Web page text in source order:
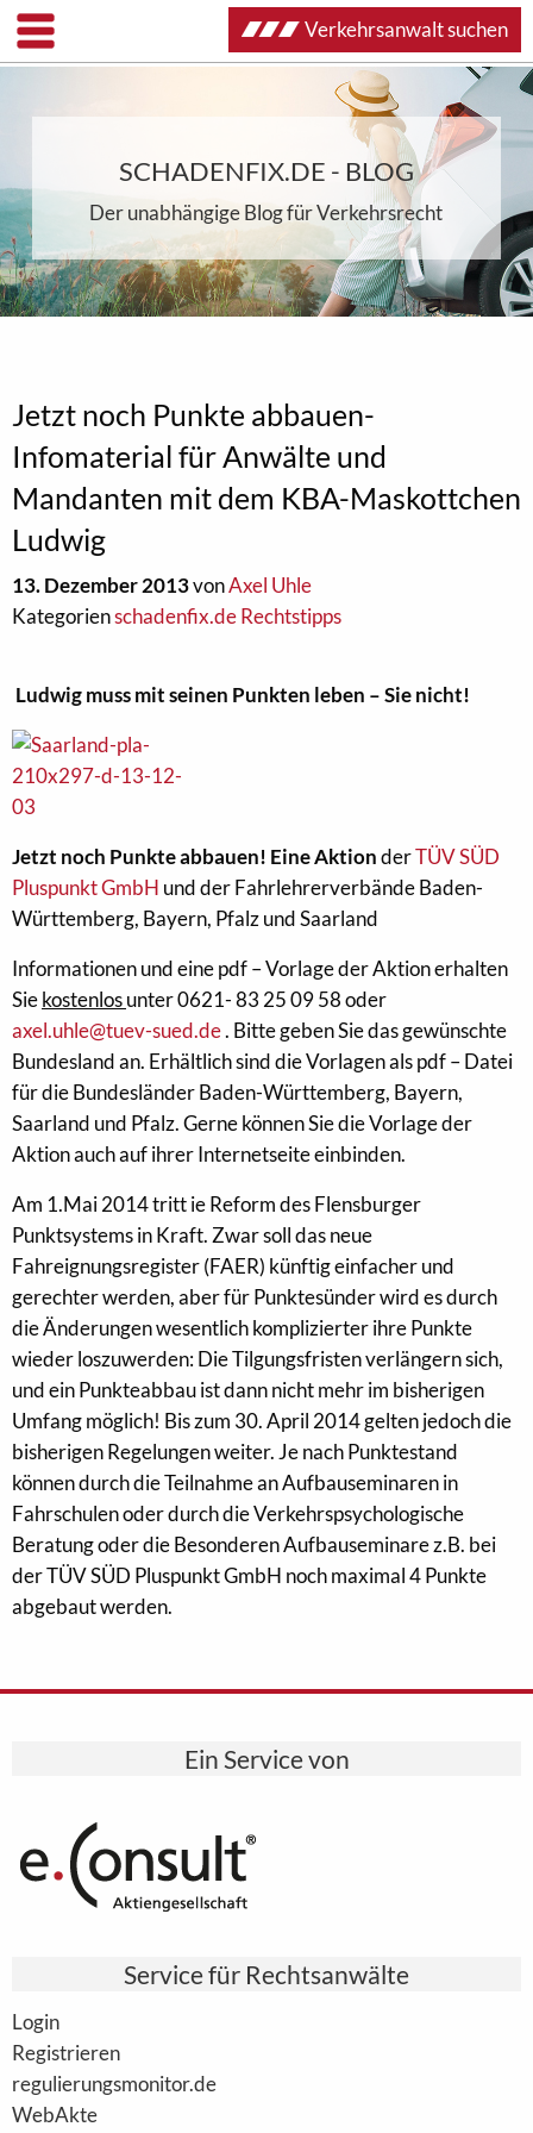
SCHADENFIX.DE - BLOG
Der unabhängige Blog für Verkehrsrecht
Jetzt noch Punkte abbauen-
Infomaterial für Anwälte und
Mandanten mit dem KBA-Maskottchen
Ludwig
13. Dezember 2013vonAxel Uhle
Kategorienschadenfix.de Rechtstipps
Ludwig muss mit seinen Punkten leben – Sie nicht!
Jetzt noch Punkte abbauen! Eine AktionderTÜV SÜD
Pluspunkt GmbH und der Fahrlehrerverbände Baden-
Württemberg, Bayern, Pfalz und Saarland
Informationen und eine pdf – Vorlage der Aktion erhalten
Siekostenlosunter 0621- 83 25 09 58 oder
axel.uhle@tuev-sued.de. Bitte geben Sie das gewünschte
Bundesland an. Erhältlich sind die Vorlagen als pdf – Datei
für die Bundesländer Baden-Württemberg, Bayern,
Saarland und Pfalz. Gerne können Sie die Vorlage der
Aktion auch auf ihrer Internetseite einbinden.
Am 1.Mai 2014 tritt ie Reform des Flensburger
Punktsystems in Kraft. Zwar soll das neue
Fahreignungsregister (FAER) künftig einfacher und
gerechter werden, aber für Punktesünder wird es durch
die Änderungen wesentlich komplizierter ihre Punkte
wieder loszuwerden: Die Tilgungsfristen verlängern sich,
und ein Punkteabbau ist dann nicht mehr im bisherigen
Umfang möglich! Bis zum 30. April 2014 gelten jedoch die
bisherigen Regelungen weiter. Je nach Punktestand
können durch die Teilnahme an Aufbauseminaren in
Fahrschulen oder durch die Verkehrspsychologische
Beratung oder die Besonderen Aufbauseminare z.B. bei
der TÜV SÜD Pluspunkt GmbH noch maximal 4 Punkte
abgebaut werden.
Ein Service von
Service für Rechtsanwälte
Login
Registrieren
regulierungsmonitor.de
WebAkte
Verkehrsanwalt suchen